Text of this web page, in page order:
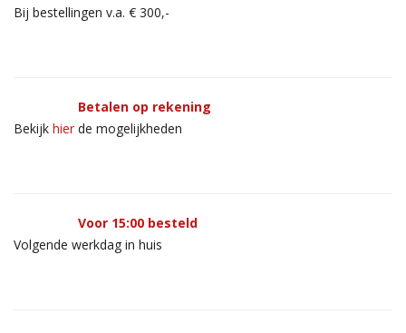
Bij bestellingen v.a. € 300,-
Betalen op rekening
Bekijk hier de mogelijkheden
Voor 15:00 besteld
Volgende werkdag in huis